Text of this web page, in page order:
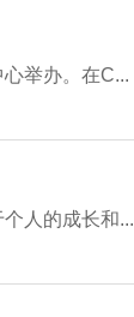
举办。在C...
人的成长和...